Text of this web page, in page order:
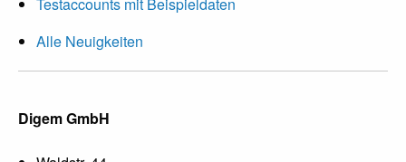
Alle Neuigkeiten
Digem GmbH